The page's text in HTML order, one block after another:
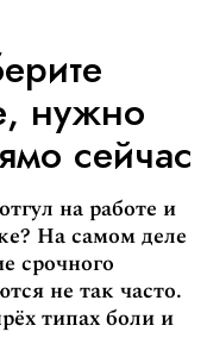
нужно
сейчас
на работе и
На самом деле
срочного
не так часто.
типах боли и